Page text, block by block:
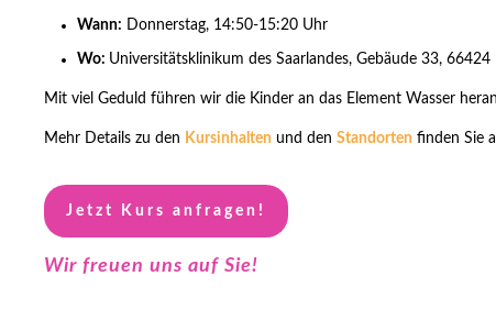
Wann: Donnerstag, 14:50-15:20 Uhr
Wo: Universitätsklinikum des Saarlandes, Gebäude 33, 66424
Mit viel Geduld führen wir die Kinder an das Element Wasser
Mehr Details zu den Kursinhalten und den Standorten finden Sie
Jetzt Kurs anfragen!
Wir freuen uns auf Sie!